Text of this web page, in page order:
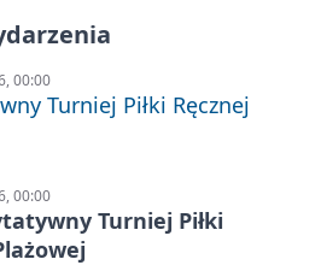
00:00
Turniej Piłki Ręcznej
00:00
Turniej Piłki